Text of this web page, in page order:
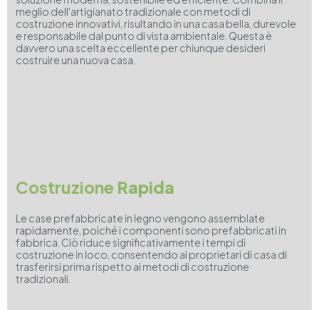
meglio dell'artigianato tradizionale con metodi di
costruzione innovativi, risultando in una casa bella, durevole
e responsabile dal punto di vista ambientale. Questa è
davvero una scelta eccellente per chiunque desideri
costruire una nuova casa.
Costruzione Rapida
Le case prefabbricate in legno vengono assemblate
rapidamente, poiché i componenti sono prefabbricati in
fabbrica. Ciò riduce significativamente i tempi di
costruzione in loco, consentendo ai proprietari di casa di
trasferirsi prima rispetto ai metodi di costruzione
tradizionali.